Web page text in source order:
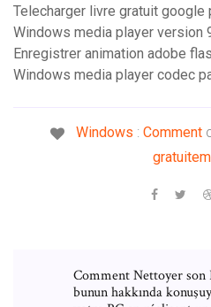
Telecharger livre gratuit google
Windows media player version
Enregistrer animation adobe
Windows media player codec
Windows : Comment
Comment Nettoyer son
bunun hakkında